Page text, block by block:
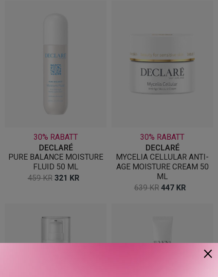
30% RABATT
DECLARÉ
PURE BALANCE MOISTURE
FLUID 50 ML
459KR OPPRINNELIG
321 KR
30% RABATT
DECLARÉ
MYCELIA CELLULAR ANTI-
AGE MOISTURE CREAM 50
ML
639KR OPPRINNELIG
447 KR
×